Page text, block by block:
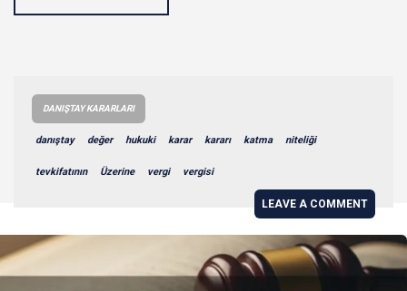
DANIŞTAY KARARLARI
danıştay değer hukuki karar kararı katma niteliği
tevkifatının Üzerine vergi vergisi
LEAVE A COMMENT